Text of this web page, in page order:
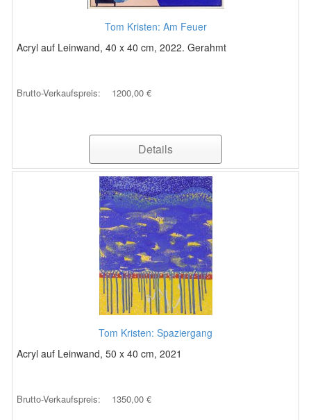
Tom Kristen: Am Feuer
Acryl auf Leinwand, 40 x 40 cm, 2022. Gerahmt
Brutto-Verkaufspreis: 1200,00 €
Details
Tom Kristen: Spaziergang
Acryl auf Leinwand, 50 x 40 cm, 2021
Brutto-Verkaufspreis: 1350,00 €